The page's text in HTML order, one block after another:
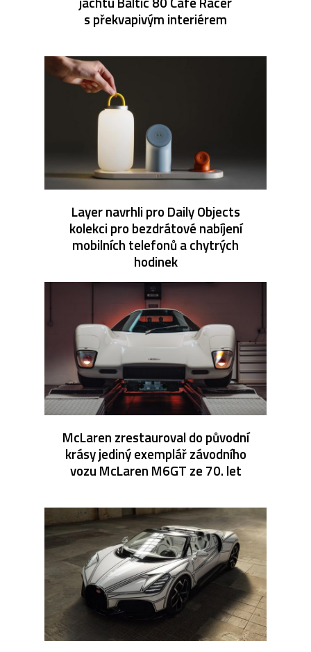
s překvapivým interiérem
Layer navrhli pro Daily Objects
kolekci pro bezdrátové nabíjení
mobilních telefonů a chytrých
hodinek
McLaren zrestauroval do původní
krásy jediný exemplář závodního
vozu McLaren M6GT ze 70. let